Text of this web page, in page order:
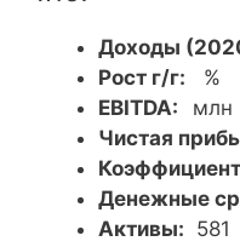
Доходы
Рост г/г: %
EBITDA: млн
Чистая
Денежные
Активы: